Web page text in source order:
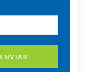
ENVIAR